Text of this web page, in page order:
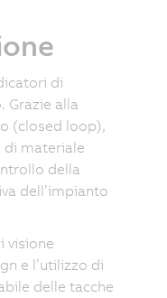
di
alla
(closed loop),
di materiale
della
dell’impianto
visione
e l’utilizzo di
delle tacche